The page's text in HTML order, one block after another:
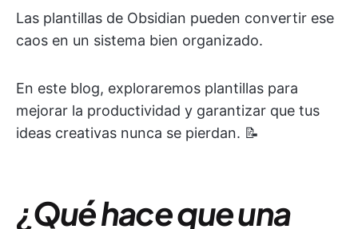
Las plantillas de Obsidian pueden convertir ese
caos en un sistema bien organizado.
En este blog, exploraremos plantillas para
mejorar la productividad y garantizar que tus
ideas creativas nunca se pierdan. 📝
¿Qué hace que una